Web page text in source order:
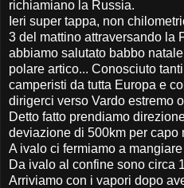
richiamiano la Russia.
Ieri super tappa, non
3 del mattino attraversando la
abbiamo salutato babbo
polare artico... Conosciuto
camperisti da tutta Europa e
dirigerci verso Vardo estremo
Detto fatto prendiamo
deviazione di 500km per capo
A ivalo ci fermiamo a
Da ivalo al confine sono circa
Arriviamo con i vapori dopo